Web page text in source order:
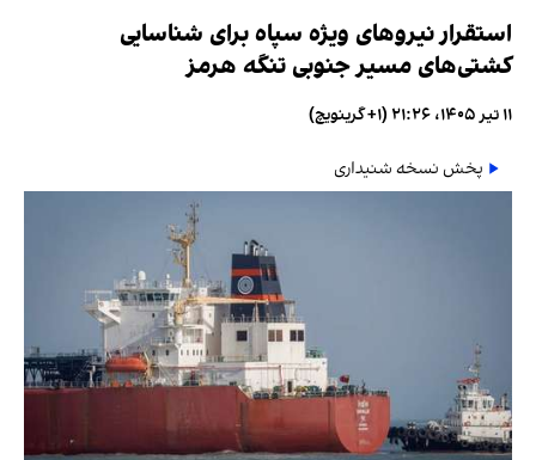
استقرار نیروهای ویژه سپاه برای شناسایی
کشتی‌های مسیر جنوبی تنگه هرمز
۱۱ تیر ۱۴۰۵، ۲۱:۲۶ (‎+۱ گرینویچ)
پخش نسخه شنیداری